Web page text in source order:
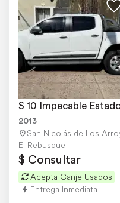
S 10 Impecable
2013
El Rebusque
$ Consultar
Acepta Canje Usados
Entrega Inmediata